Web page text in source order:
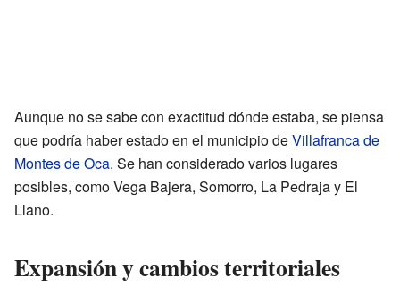
Aunque no se sabe con exactitud dónde estaba, se piensa
que podría haber estado en el municipio deVillafranca de
Montes de Oca. Se han considerado varios lugares
posibles, como Vega Bajera, Somorro, La Pedraja y El
Llano.
Expansión y cambios territoriales